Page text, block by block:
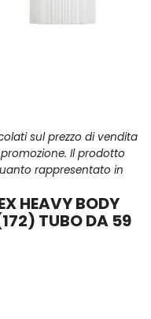
sul prezzo di vendita
Il prodotto
rappresentato in
HEAVY BODY
TUBO DA 59